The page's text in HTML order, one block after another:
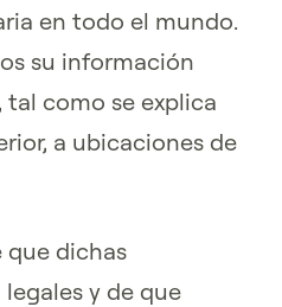
en todo el mundo.
su información
tal como se explica
a ubicaciones de
que dichas
y de que